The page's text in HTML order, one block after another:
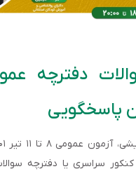
دفترچه
سراسری یا دفترچه